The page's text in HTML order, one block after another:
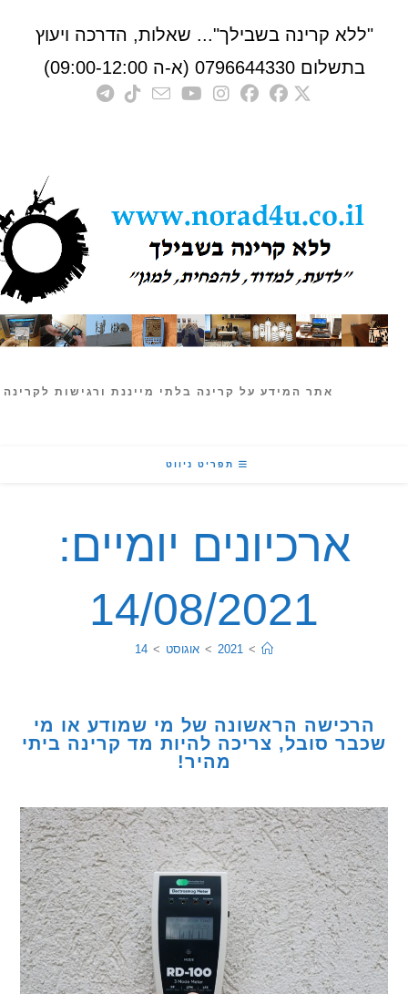
קרינה בשבילך"... שאלות, הדרכה ויעוץ
0796644330 (א-ה 09:00-12:00)
אתר המידע על קרינה בלתי מייננת ורגישות לקרינה
תפריט ניווט
ארכיונים יומיים:
14/08/2021
2021
> אוגוסט >
14
הראשונה של מי שמודע או מי
סובל, צריכה להיות מד קרינה ביתי
מהיר!